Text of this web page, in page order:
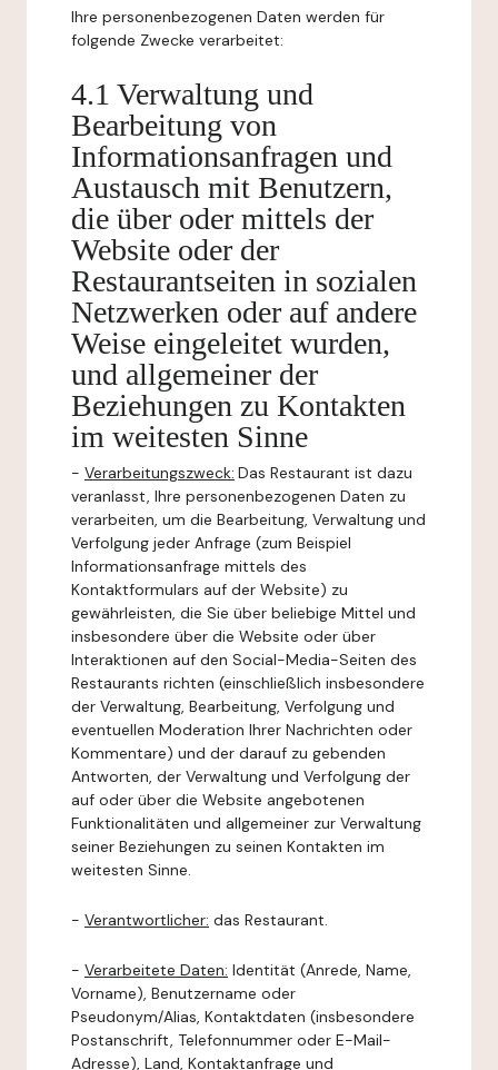
Ihre personenbezogenen Daten werden für
folgende Zwecke verarbeitet:
4.1 Verwaltung und
Bearbeitung von
Informationsanfragen und
Austausch mit Benutzern,
die über oder mittels der
Website oder der
Restaurantseiten in sozialen
Netzwerken oder auf andere
Weise eingeleitet wurden,
und allgemeiner der
Beziehungen zu Kontakten
im weitesten Sinne
- Verarbeitungszweck: Das Restaurant ist dazu
veranlasst, Ihre personenbezogenen Daten zu
verarbeiten, um die Bearbeitung, Verwaltung und
Verfolgung jeder Anfrage (zum Beispiel
Informationsanfrage mittels des
Kontaktformulars auf der Website) zu
gewährleisten, die Sie über beliebige Mittel und
insbesondere über die Website oder über
Interaktionen auf den Social-Media-Seiten des
Restaurants richten (einschließlich insbesondere
der Verwaltung, Bearbeitung, Verfolgung und
eventuellen Moderation Ihrer Nachrichten oder
Kommentare) und der darauf zu gebenden
Antworten, der Verwaltung und Verfolgung der
auf oder über die Website angebotenen
Funktionalitäten und allgemeiner zur Verwaltung
seiner Beziehungen zu seinen Kontakten im
weitesten Sinne.
- Verantwortlicher: das Restaurant.
- Verarbeitete Daten: Identität (Anrede, Name,
Vorname), Benutzername oder
Pseudonym/Alias, Kontaktdaten (insbesondere
Postanschrift, Telefonnummer oder E-Mail-
Adresse), Land, Kontaktanfrage und